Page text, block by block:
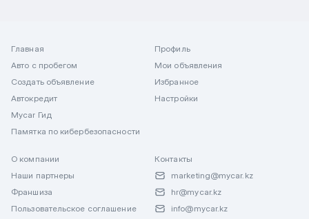
Главная
Авто с пробегом
Создать объявление
Автокредит
Mycar Гид
Памятка по кибербезопасности
Профиль
Мои объявления
Избранное
Настройки
О компании
Наши партнеры
Франшиза
Пользовательское соглашение
Контакты
marketing@mycar.kz
hr@mycar.kz
info@mycar.kz